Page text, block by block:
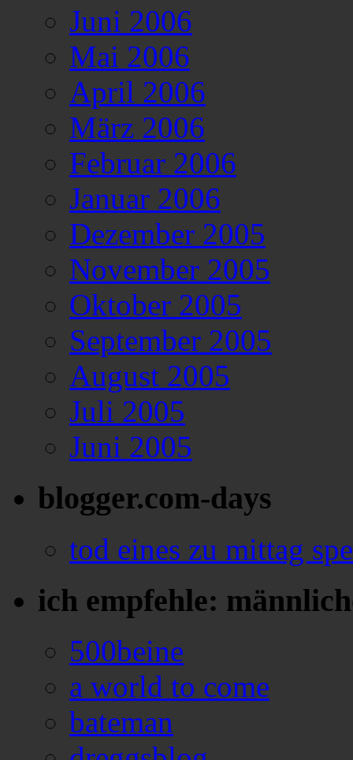
Juni 2006
Mai 2006
April 2006
März 2006
Februar 2006
Januar 2006
Dezember 2005
November 2005
Oktober 2005
September 2005
August 2005
Juli 2005
Juni 2005
blogger.com-days
tod eines zu mittag
ich empfehle:
500beine
a world to come
bateman